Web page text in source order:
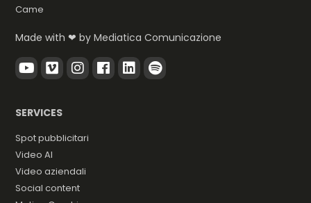
Came
Made with ❤ byMediatica Comunicazione
SERVICES
Spot pubblicitari
Video AI
Video aziendali
Social content